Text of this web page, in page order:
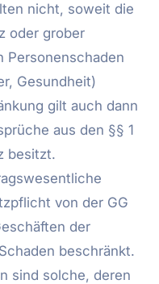
nicht, soweit die
oder grober
Personenschaden
Gesundheit)
gilt auch dann
aus den §§ 1
besitzt.
von der GG
der
beschränkt.
sind solche, deren